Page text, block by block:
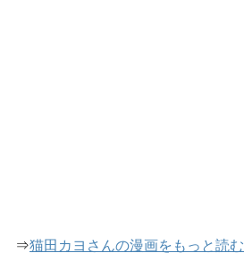
⇒猫田カヨさんの漫画をもっと読む